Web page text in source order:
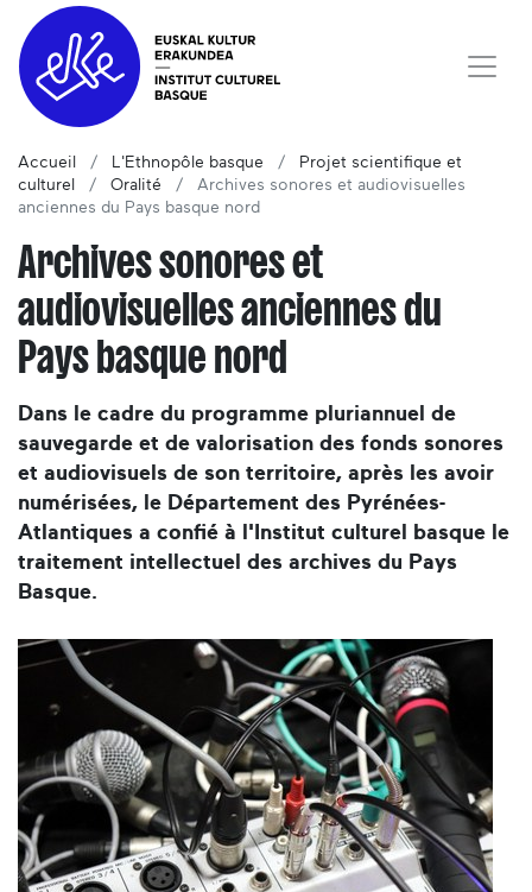
Accueil L'Ethnopôle basque
Projet scientifique et
culturel
Oralité
Archives sonores et audiovisuelles
anciennes du Pays basque nord
Archives sonores et
audiovisuelles anciennes du
Pays basque nord
Dans le cadre du programme pluriannuel de
sauvegarde et de valorisation des fonds sonores
et audiovisuels de son territoire, après les avoir
numérisées, le Département des Pyrénées-
Atlantiques a confié à l'Institut culturel basque le
traitement intellectuel des archives du Pays
Basque.